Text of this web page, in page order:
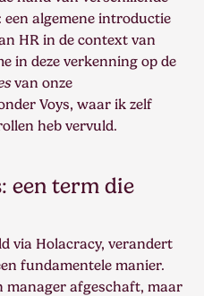
een algemene introductie
HR in de context van
in deze verkenning op de
van onze
Voys, waar ik zelf
heb vervuld.
een term die
via Holacracy, verandert
fundamentele manier.
manager afgeschaft, maar